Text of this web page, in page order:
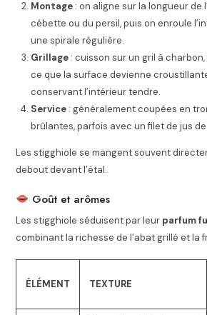
Montage : on aligne sur la longueur de
cébette ou du persil, puis on enroule
une spirale régulière.
Grillage : cuisson sur un gril à charbon,
ce que la surface devienne
conservant l’intérieur tendre.
Service : généralement coupées en
brûlantes, parfois avec un filet de jus
Les stigghiole se mangent souvent
debout devant l’étal.
Goût et arômes
Les stigghiole séduisent par leur parfum
combinant la richesse de l’abat grillé et la
ÉLÉMENT TEXTURE